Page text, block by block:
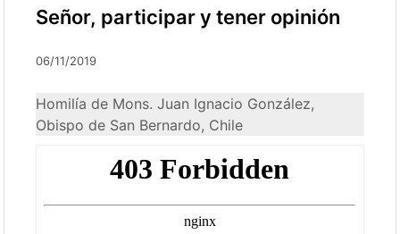
Señor, participar y tener opinión
06/11/2019
Homilía de Mons. Juan Ignacio González,
Obispo de San Bernardo, Chile